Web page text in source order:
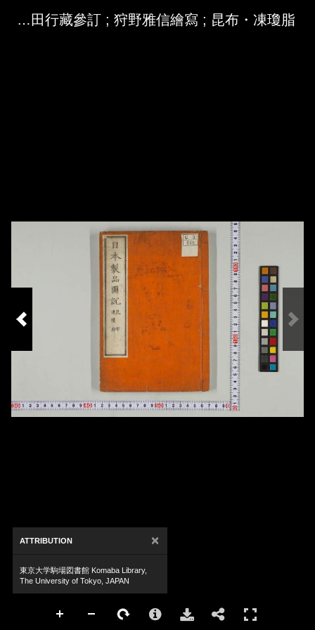
Media Viewer
日本製品圖説 / 高鋭一編 ; 小田行藏參訂 ; 狩野雅信繪寫 ; 昆布・凍瓊脂
ATTRIBUTION ×
東京大学駒場図書館 Komaba Library,
The University of Tokyo, JAPAN